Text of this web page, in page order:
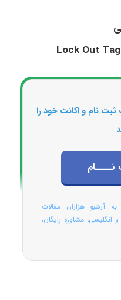
ثبت نام و اکانت خود را
آرشیو هزاران مقالات
مشاوره رایگان،